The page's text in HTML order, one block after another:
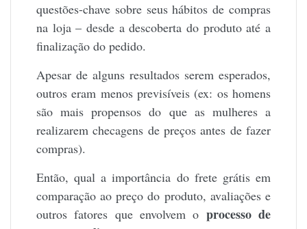
questões-chave sobre seus hábitos de compras
na loja – desde a descoberta do produto até a
finalização do pedido.
Apesar de alguns resultados serem esperados,
outros eram menos previsíveis (ex: os homens
são mais propensos do que as mulheres a
realizarem checagens de preços antes de fazer
compras).
Então, qual a importância do frete grátis em
comparação ao preço do produto, avaliações e
outros fatores que envolvem o processo de